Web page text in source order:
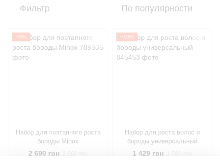
Фильтр По популярности
−6%
Набор для поэтапного роста
бороды Minox
2 690 грн
−10%
Набор для роста волос и
бороды универсальный
1 429 грн